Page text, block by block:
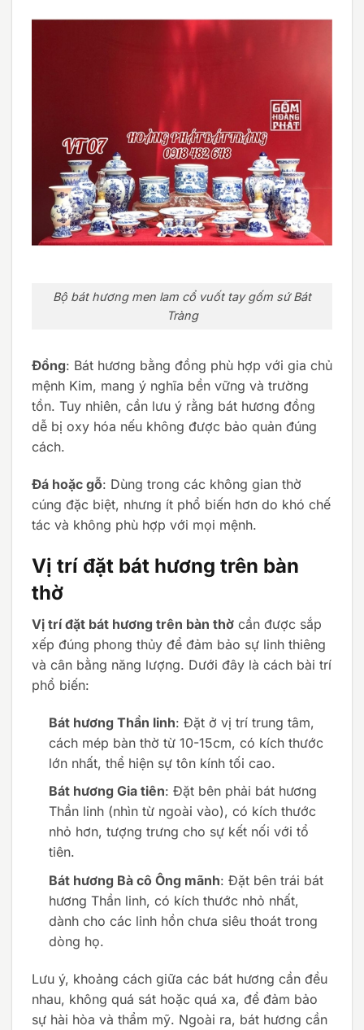
Bộ bát hương men lam cổ vuốt tay gốm sứ Bát
Tràng
Đồng: Bát hương bằng đồng phù hợp với gia chủ
mệnh Kim, mang ý nghĩa bền vững và trường
tồn. Tuy nhiên, cần lưu ý rằng bát hương đồng
dễ bị oxy hóa nếu không được bảo quản đúng
cách.
Đá hoặc gỗ: Dùng trong các không gian thờ
cúng đặc biệt, nhưng ít phổ biến hơn do khó chế
tác và không phù hợp với mọi mệnh.
Vị trí đặt bát hương trên bàn
thờ
Vị trí đặt bát hương trên bàn thờ cần được sắp
xếp đúng phong thủy để đảm bảo sự linh thiêng
và cân bằng năng lượng. Dưới đây là cách bài trí
phổ biến:
Bát hương Thần linh: Đặt ở vị trí trung tâm,
cách mép bàn thờ từ 10-15cm, có kích thước
lớn nhất, thể hiện sự tôn kính tối cao.
Bát hương Gia tiên: Đặt bên phải bát hương
Thần linh (nhìn từ ngoài vào), có kích thước
nhỏ hơn, tượng trưng cho sự kết nối với tổ
tiên.
Bát hương Bà cô Ông mãnh: Đặt bên trái bát
hương Thần linh, có kích thước nhỏ nhất,
dành cho các linh hồn chưa siêu thoát trong
dòng họ.
Lưu ý, khoảng cách giữa các bát hương cần đều
nhau, không quá sát hoặc quá xa, để đảm bảo
sự hài hòa và thẩm mỹ. Ngoài ra, bát hương cần